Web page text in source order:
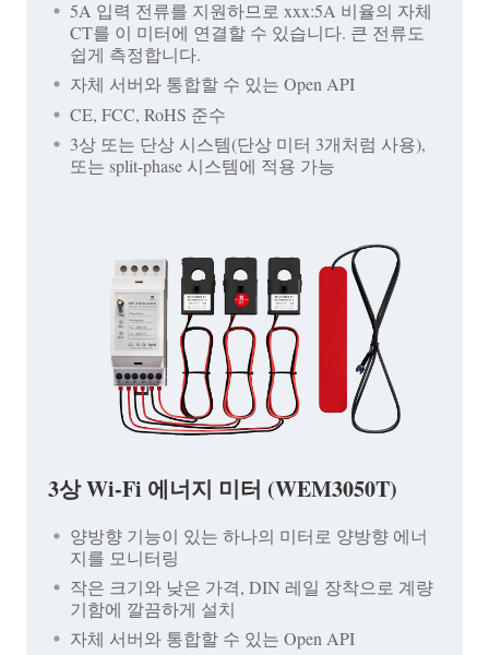
5A 입력 전류를 지원하므로 xxx:5A 비율의 자체
CT를 이 미터에 연결할 수 있습니다. 큰 전류도
쉽게 측정합니다.
자체 서버와 통합할 수 있는 Open API
CE, FCC, RoHS 준수
3상 또는 단상 시스템(단상 미터 3개처럼 사용),
또는 split-phase 시스템에 적용 가능
3상 Wi-Fi 에너지 미터 (WEM3050T)
양방향 기능이 있는 하나의 미터로 양방향 에너
지를 모니터링
작은 크기와 낮은 가격, DIN 레일 장착으로 계량
기함에 깔끔하게 설치
자체 서버와 통합할 수 있는 Open API